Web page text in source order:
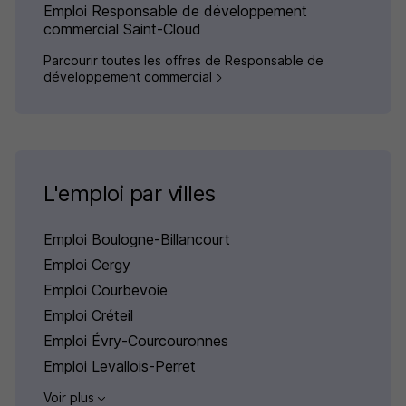
Emploi Responsable de développement
commercial Saint-Cloud
Parcourir toutes les offres de Responsable de
développement commercial
L'emploi par villes
Emploi Boulogne-Billancourt
Emploi Cergy
Emploi Courbevoie
Emploi Créteil
Emploi Évry-Courcouronnes
Emploi Levallois-Perret
Voir plus